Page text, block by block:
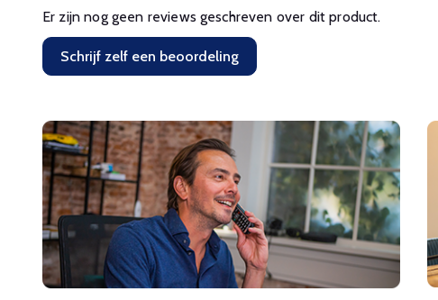
Er zijn nog geen reviews geschreven over dit product.
Schrijf zelf een beoordeling